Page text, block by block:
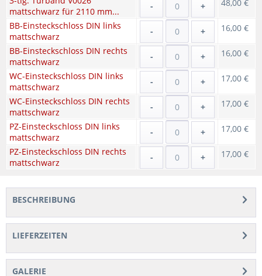
mattschwarz für 2110 mm...
- + 48,00 €
BB-Einsteckschloss DIN links
mattschwarz
- + 16,00 €
BB-Einsteckschloss DIN rechts
mattschwarz
- + 16,00 €
WC-Einsteckschloss DIN links
mattschwarz
- + 17,00 €
WC-Einsteckschloss DIN rechts
mattschwarz
- + 17,00 €
PZ-Einsteckschloss DIN links
mattschwarz
- + 17,00 €
PZ-Einsteckschloss DIN rechts
mattschwarz
- + 17,00 €
BESCHREIBUNG
LIEFERZEITEN
GALERIE